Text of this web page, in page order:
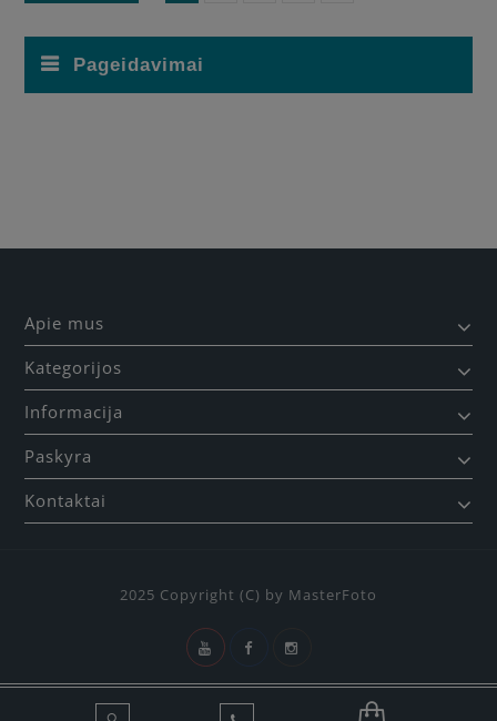
Pageidavimai
Apie mus
Kategorijos
Informacija
Paskyra
Kontaktai
2025 Copyright (C) by MasterFoto